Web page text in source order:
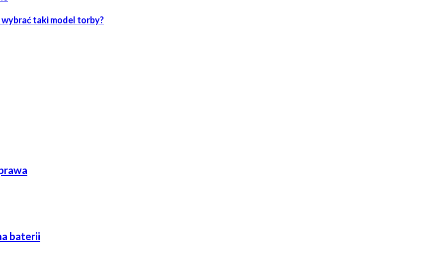
wybrać taki model torby?
baterii